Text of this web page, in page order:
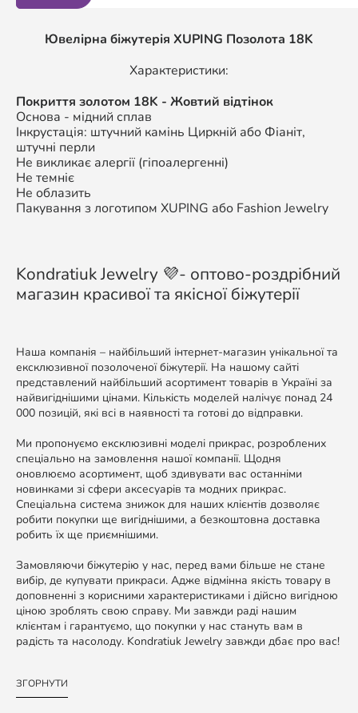
Ювелірна біжутерія XUPING Позолота 18K
Характеристики:
Покриття золотом 18K - Жовтий відтінок
Основа - мідний сплав
Інкрустація: штучний камінь Циркній або Фіаніт,
штучні перли
Не викликає алергії (гіпоалергенні)
Не темніє
Не облазить
Пакування з логотипом XUPING або Fashion Jewelry
Kondratiuk Jewelry 💜- оптово-роздрібний
магазин красивої та якісної біжутерії
Наша компанія – найбільший інтернет-магазин унікальної та
ексклюзивної позолоченої біжутерії. На нашому сайті
представлений найбільший асортимент товарів в Україні за
найвигіднішими цінами. Кількість моделей налічує понад 24
000 позицій, які всі в наявності та готові до відправки.
Ми пропонуємо ексклюзивні моделі прикрас, розроблених
спеціально на замовлення нашої компанії. Щодня
оновлюємо асортимент, щоб здивувати вас останніми
новинками зі сфери аксесуарів та модних прикрас.
Спеціальна система знижок для наших клієнтів дозволяє
робити покупки ще вигіднішими, а безкоштовна доставка
робить їх ще приємнішими.
Замовляючи біжутерію у нас, перед вами більше не стане
вибір, де купувати прикраси. Адже відмінна якість товару в
доповненні з корисними характеристиками і дійсно вигідною
ціною зроблять свою справу. Ми завжди раді нашим
клієнтам і гарантуємо, що покупки у нас стануть вам в
радість та насолоду. Kondratiuk Jewelry завжди дбає про вас!
ЗГОРНУТИ